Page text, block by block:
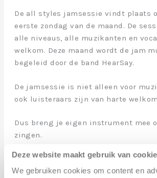
Deze website maakt gebruik van
We gebruiken cookies om content en
De all styles jamsessie vindt plaats
eerste zondag van de maand. De
alle niveaus, alle muzikanten en
welkom. Deze maand wordt de jam
begeleid door de band HearSay.
De jamsessie is niet alleen voor
ook luisteraars zijn van harte
Dus breng je eigen instrument mee
zingen.
Kom muziek maken of gewoon